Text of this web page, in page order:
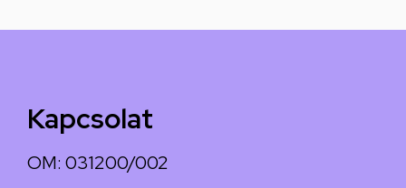
Kapcsolat
OM: 031200/002